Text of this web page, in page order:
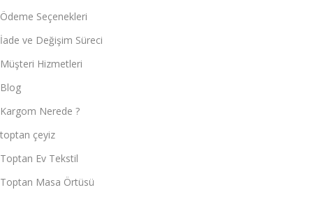
Ödeme Seçenekleri
İade ve Değişim Süreci
Müşteri Hizmetleri
Blog
Kargom Nerede ?
toptan çeyiz
Toptan Ev Tekstil
Toptan Masa Örtüsü